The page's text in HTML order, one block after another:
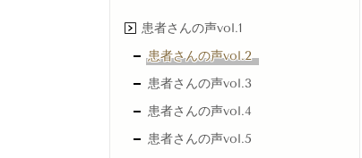
患者さんの声vol.1
患者さんの声vol.2
患者さんの声vol.3
患者さんの声vol.4
患者さんの声vol.5